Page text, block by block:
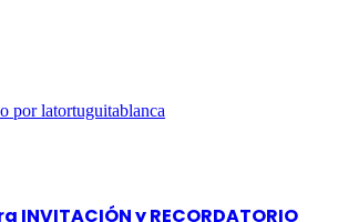
por latortuguitablanca
INVITACIÓN y RECORDATORIO